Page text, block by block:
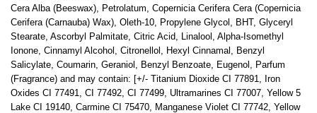
Cera Alba (Beeswax), Petrolatum, Copernicia Cerifera Cera (Copernicia
Cerifera (Carnauba) Wax), Oleth-10, Propylene Glycol, BHT, Glyceryl
Stearate, Ascorbyl Palmitate, Citric Acid, Linalool, Alpha-Isomethyl
Ionone, Cinnamyl Alcohol, Citronellol, Hexyl Cinnamal, Benzyl
Salicylate, Coumarin, Geraniol, Benzyl Benzoate, Eugenol, Parfum
(Fragrance) and may contain: [+/- Titanium Dioxide CI 77891, Iron
Oxides CI 77491, CI 77492, CI 77499, Ultramarines CI 77007, Yellow 5
Lake CI 19140, Carmine CI 75470, Manganese Violet CI 77742, Yellow